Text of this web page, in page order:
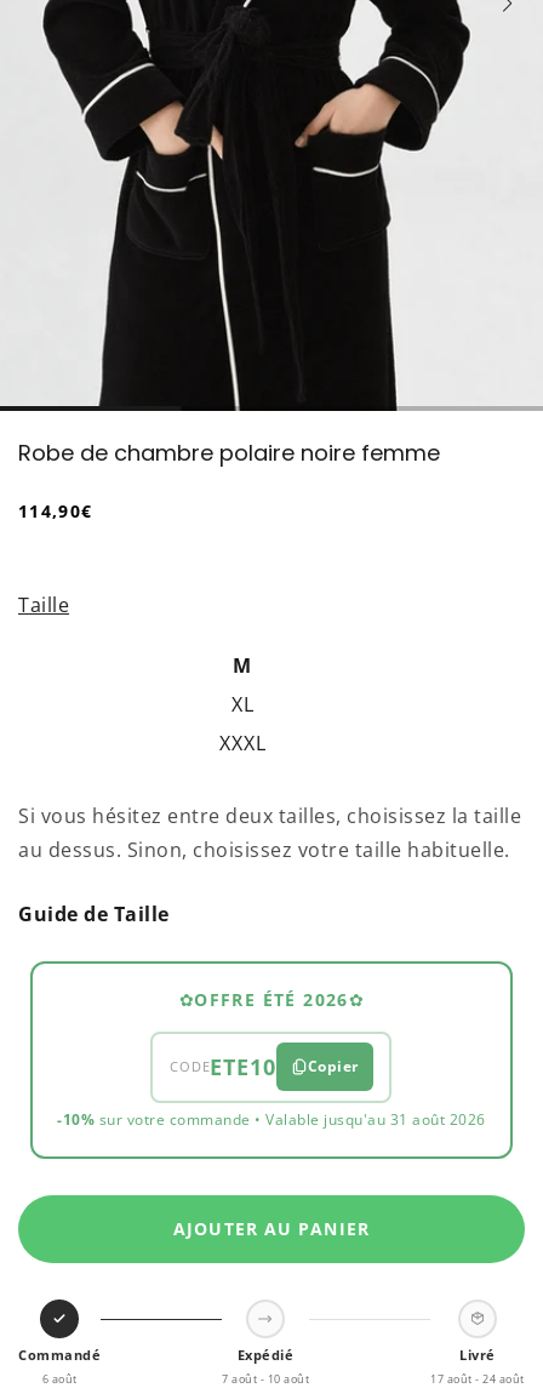
Robe de chambre polaire noire femme
114,90€
/
Taille
M
XL
XXXL
Si vous hésitez entre deux tailles, choisissez la taille
au dessus. Sinon, choisissez votre taille habituelle.
Guide de Taille
✿OFFRE ÉTÉ 2026✿
CODEETE10 Copier
-10% sur votre commande • Valable jusqu'au 31 août 2026
AJOUTER AU PANIER
Commandé
6 août
Expédié
7 août - 10 août
Livré
17 août - 24 août